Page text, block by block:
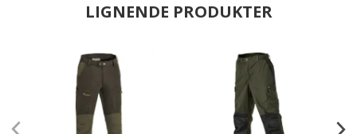
LIGNENDE PRODUKTER